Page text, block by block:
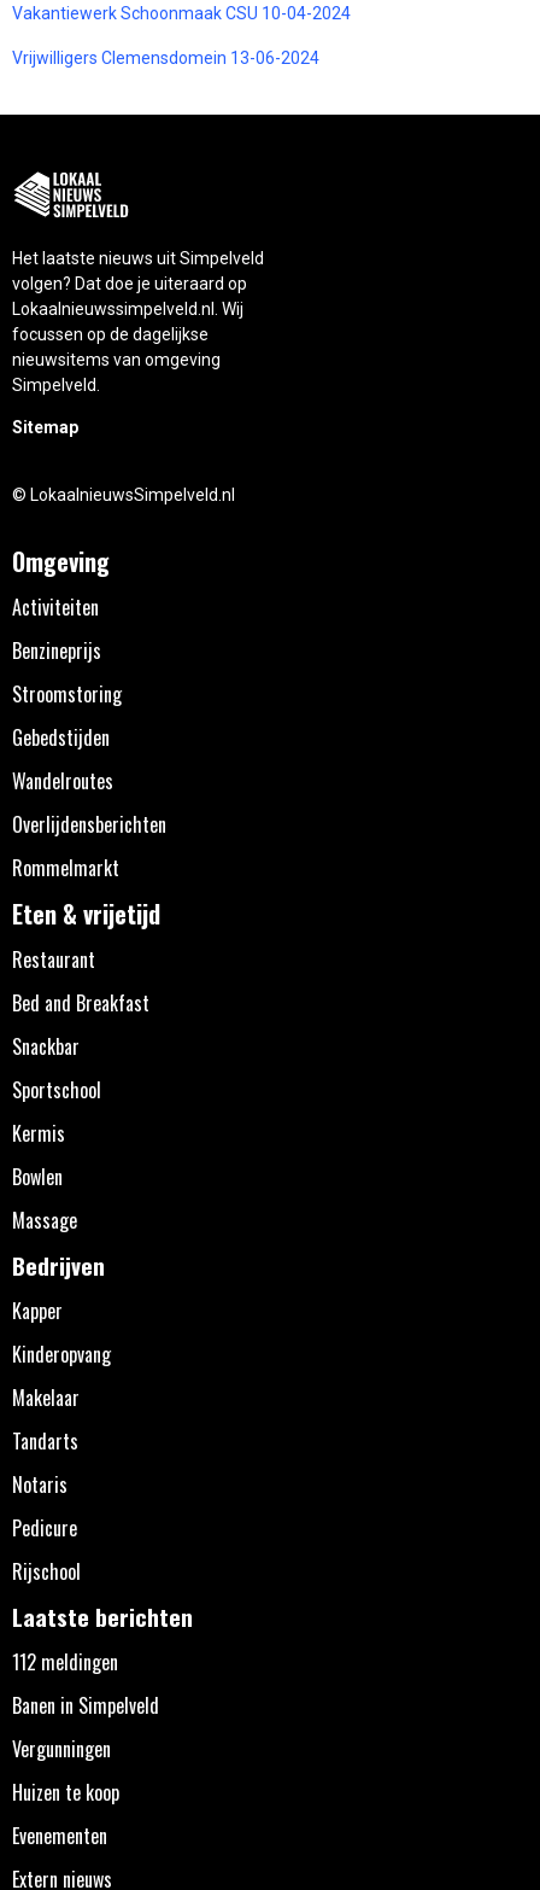
Vakantiewerk Schoonmaak CSU 10-04-2024
Vrijwilligers Clemensdomein 13-06-2024
Het laatste nieuws uit Simpelveld
volgen? Dat doe je uiteraard op
Lokaalnieuwssimpelveld.nl. Wij
focussen op de dagelijkse
nieuwsitems van omgeving
Simpelveld.
Sitemap
© LokaalnieuwsSimpelveld.nl
Omgeving
Activiteiten
Benzineprijs
Stroomstoring
Gebedstijden
Wandelroutes
Overlijdensberichten
Rommelmarkt
Eten & vrijetijd
Restaurant
Bed and Breakfast
Snackbar
Sportschool
Kermis
Bowlen
Massage
Bedrijven
Kapper
Kinderopvang
Makelaar
Tandarts
Notaris
Pedicure
Rijschool
Laatste berichten
112 meldingen
Banen in Simpelveld
Vergunningen
Huizen te koop
Evenementen
Extern nieuws